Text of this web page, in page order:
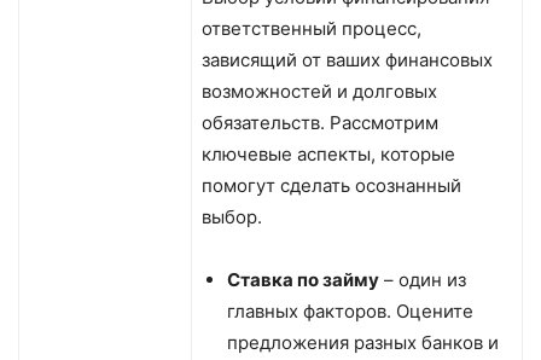
ответственный процесс,
зависящий от ваших финансовых
возможностей и долговых
обязательств. Рассмотрим
ключевые аспекты, которые
помогут сделать осознанный
выбор.
Ставка по займу – один из
главных факторов. Оцените
предложения разных банков и